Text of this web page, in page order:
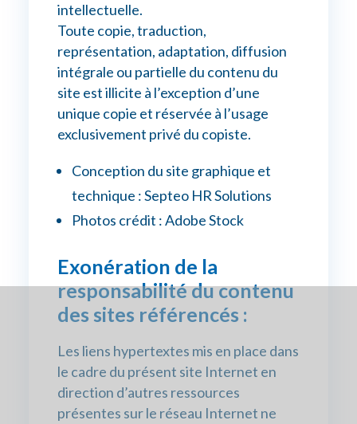
intellectuelle.
Toute copie, traduction,
représentation, adaptation, diffusion
intégrale ou partielle du contenu du
site est illicite à l’exception d’une
unique copie et réservée à l’usage
exclusivement privé du copiste.
Conception du site graphique et
technique : Septeo HR Solutions
Photos crédit : Adobe Stock
Exonération de la
responsabilité du contenu
des sites référencés :
Les liens hypertextes mis en place dans
le cadre du présent site Internet en
direction d’autres ressources
présentes sur le réseau Internet ne